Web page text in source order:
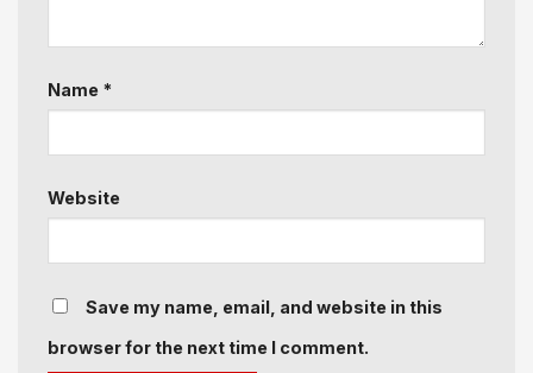
Name *
Website
Save my name, email, and website in this
browser for the next time I comment.